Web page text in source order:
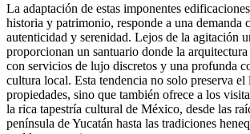
La adaptación de estas imponentes
historia y patrimonio, responde a una demanda
autenticidad y serenidad. Lejos de la agitación
proporcionan un santuario donde la
con servicios de lujo discretos y una profunda
cultura local. Esta tendencia no solo preserva el
propiedades, sino que también ofrece a los
la rica tapestría cultural de México, desde las
península de Yucatán hasta las tradiciones